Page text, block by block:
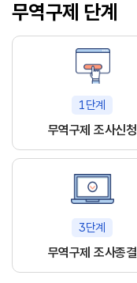
무역구제 단계
1단계
무역구제 조사신청
3단계
무역구제 조사종결